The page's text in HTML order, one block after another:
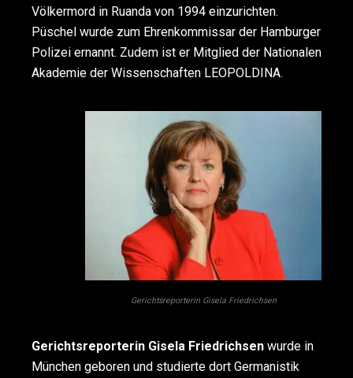
Völkermord in Ruanda von 1994 einzurichten.
Püschel wurde zum Ehrenkommissar der Hamburger
Polizei ernannt. Zudem ist er Mitglied der Nationalen
Akademie der Wissenschaften LEOPOLDINA.
Gerichtsreporterin Gisela Friedrichsen
Gerichtsreporterin Gisela Friedrichsen wurde in
München geboren und studierte dort Germanistik